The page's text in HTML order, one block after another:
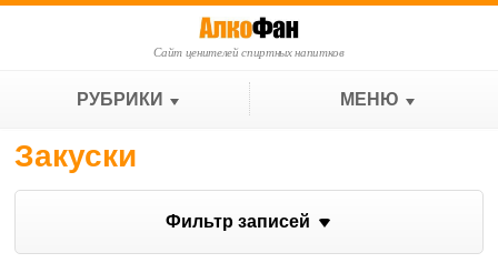
Сайт ценителей спиртных напитков
РУБРИКИ МЕНЮ
Закуски
Фильтр записей